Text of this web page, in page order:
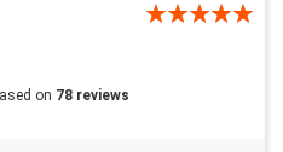
on 78 reviews